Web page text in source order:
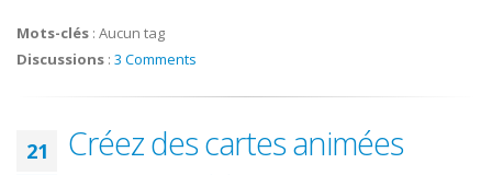
Mots-clés : Aucun tag
Discussions : 3 Comments
21
Créez des cartes animées